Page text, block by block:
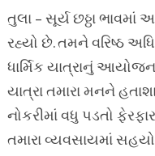
તુલા – સૂર્ય છઠ્ઠા ભાવમાં
રહ્યો છે. તમને વરિષ્ઠ
ધાર્મિક યાત્રાનું
યાત્રા તમારા મનને
નોકરીમાં વધુ પડતો
તમારા વ્યવસાયમાં